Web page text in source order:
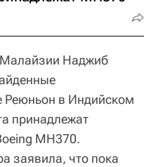
Малайзии Наджиб
Реюньон в Индийском
принадлежат
MH370.
заявила, что пока